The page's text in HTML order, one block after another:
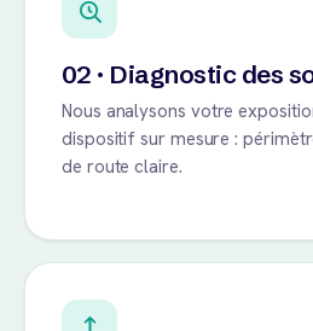
02 · Diagnostic des
Nous analysons votre
dispositif sur mesure :
de route claire.